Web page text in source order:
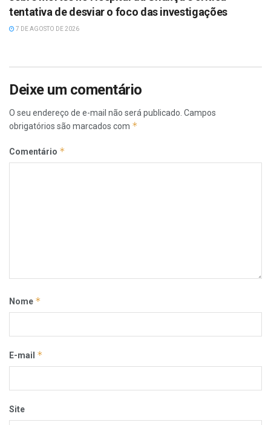
tentativa de desviar o foco das investigações
7 DE AGOSTO DE 2026
Deixe um comentário
O seu endereço de e-mail não será publicado. Campos
obrigatórios são marcados com *
Comentário *
Nome *
E-mail *
Site